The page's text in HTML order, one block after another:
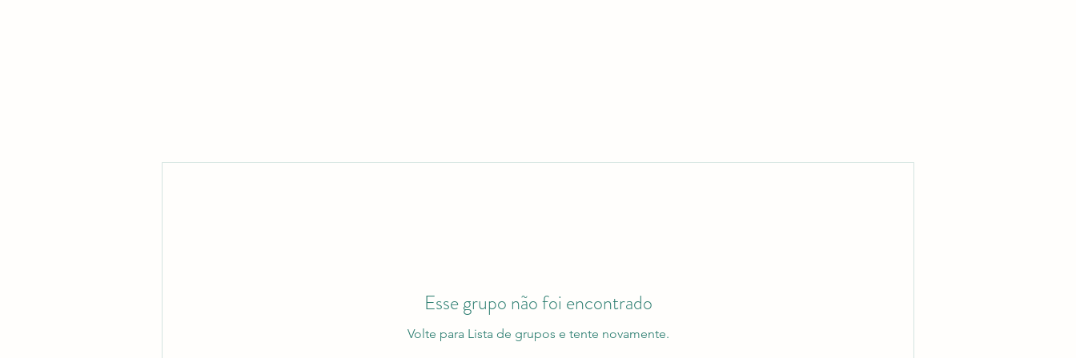
Esse grupo não foi encontrado
Volte para Lista de grupos e tente novamente.